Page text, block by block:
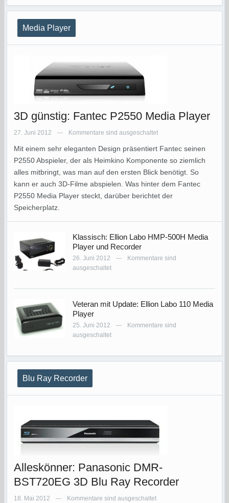
Media Player
3D günstig: Fantec P2550 Media Player
27. Juni 2012 — Kommentare sind ausgeschaltet
Mit einem sehr eleganten Design präsentiert Fantec seinen
P2550 Abspieler, der als Heimkino Komponente so ziemlich
alles mitbringt, was man auf den ersten Blick benötigt. So
kann er auch 3D-Filme abspielen. Was hinter dem Fantec
P2550 Media Player steckt, darüber berichtet der
Speicherplatz.
Klassisch: Ellion Labo HMP-500H Media
Player und Recorder
26. Juni 2012 —
Kommentare sind
ausgeschaltet
Veteran mit Update: Ellion Labo 110 Media
Player
25. Juni 2012 —
Kommentare sind
ausgeschaltet
Blu Ray Recorder
Alleskönner: Panasonic DMR-
BST720EG 3D Blu Ray Recorder
18. Mai 2012 — Kommentare sind ausgeschaltet